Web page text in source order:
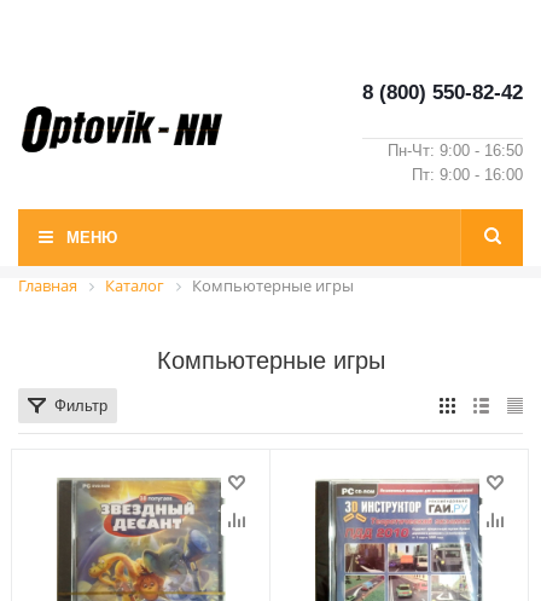
8 (800) 550-82-42
Пн-Чт: 9:00 - 16:50
Пт: 9:00 - 16:00
МЕНЮ
Главная Каталог Компьютерные игры
Компьютерные игры
Фильтр